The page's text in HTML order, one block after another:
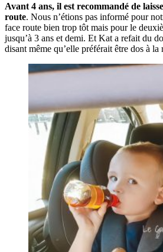
Avant 4 ans, il est recommandé de
route. Nous n’étions pas informé pour
face route bien trop tôt mais pour le
jusqu’à 3 ans et demi. Et Kat a refait du
disant même qu’elle préférait être dos à la